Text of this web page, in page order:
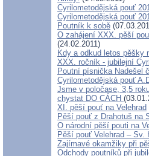
Cyrilometodějská pouť
Cyrilometodějská pouť
Poutník k sobě
O zahájení XXX. pěší
(24.02.2011)
Kdy a odkud letos pěšky
XXX. ročník - jubilejní
Poutní písnička Nadešel
Cyrilometodějská pouť
Jsme v poločase, 3,5
chystat DO CÁCH
XI. pěší pouť na Velehrad
Pěší pouť z Drahotuš na
O národní pěší pouti na
Pěší pouť Velehrad – Sv.
Zajímavé okamžiky při
Odchody poutníků při